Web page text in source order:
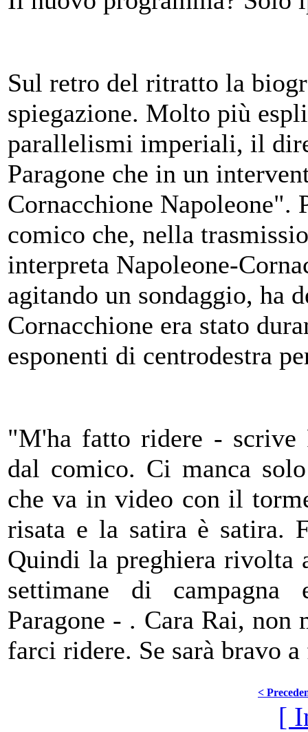
Sul retro del ritratto la
spiegazione. Molto più
parallelismi imperiali, il
Paragone che in un
Cornacchione
comico che, nella
interpreta Napoleone-
agitando un sondaggio, ha
Cornacchione era stato
esponenti di centrodestra
"M'ha fatto ridere - scrive
dal comico. Ci manca
che va in video con il
risata e la satira è satira.
Quindi la preghiera rivolta
settimane di campagna
Paragone - . Cara Rai,
farci ridere. Se sarà bravo
<
[